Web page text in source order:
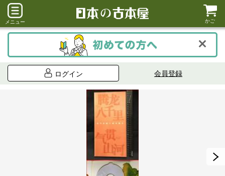
メニュー かご
ログイン 会員登録